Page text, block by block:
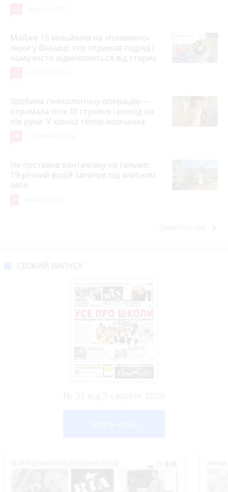
Майже 15 мільйонів на «плаваючі»
люки у Вінниці: хто отримав підряд і
чому місто відмовляється від старих
Зробила гінекологічну операцію —
отримала опік ІІІ ступеня і келоїд на
пів руки. У клініці тепер мовчанка
Не поставив вантажівку на гальмо:
19-річний водій загинув під власним
авто